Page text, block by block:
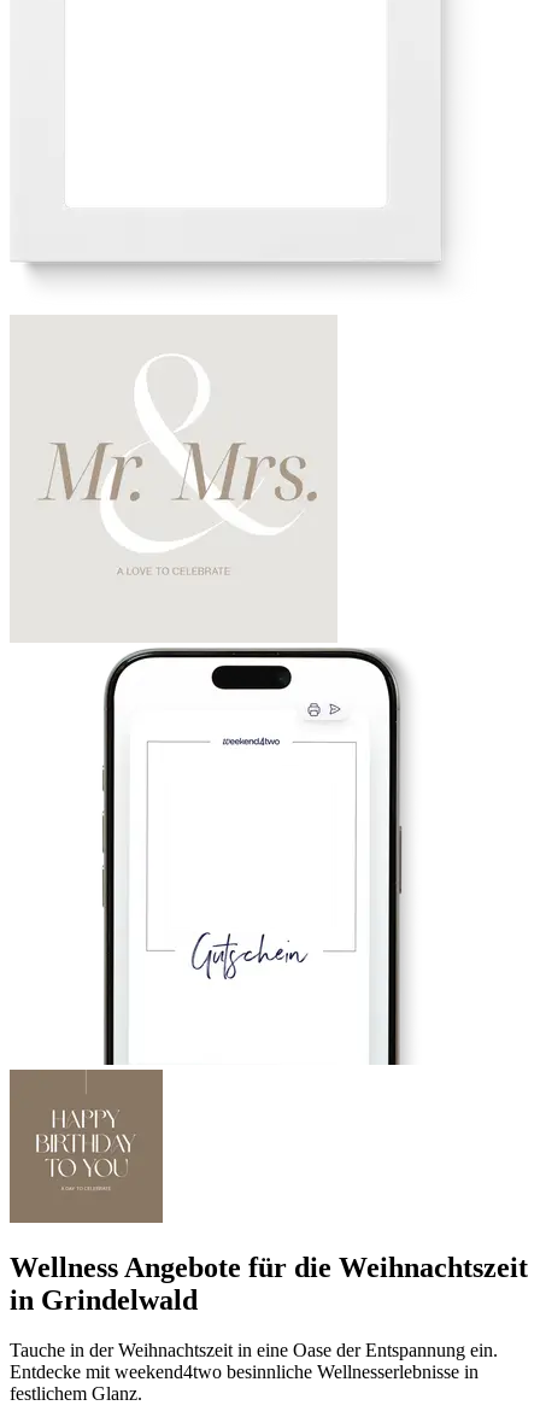
Wellness Angebote für die Weihnachtszeit
in Grindelwald
Tauche in der Weihnachtszeit in eine Oase der Entspannung ein.
Entdecke mit weekend4two besinnliche Wellnesserlebnisse in
festlichem Glanz.